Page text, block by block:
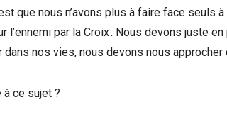
que nous n’avons plus à faire face
l’ennemi par la Croix . Nous devons juste
nos vies, nous devons nous approcher
à ce sujet ?